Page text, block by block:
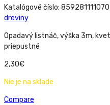
Katalógové číslo:
dreviny
Opadavý listnáč, výška 3m,
priepustné
2,30€
Nie je na sklade
Compare